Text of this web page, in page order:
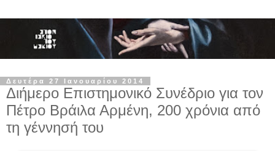
Δευτέρα 27 Ιανουαρίου 2014
Διήμερο Επιστημονικό Συνέδριο για τον
Πέτρο Βράιλα Αρμένη, 200 χρόνια από
τη γέννησή του